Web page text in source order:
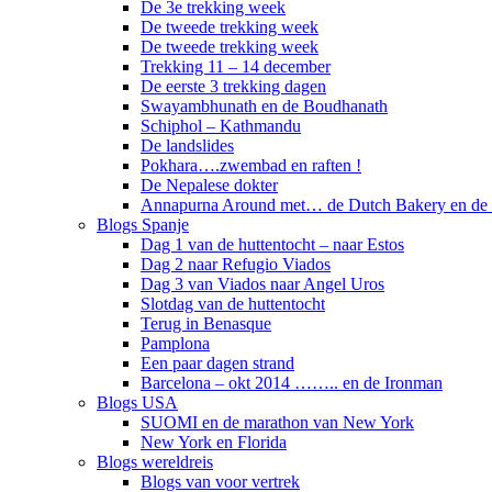
De 3e trekking week
De tweede trekking week
De tweede trekking week
Trekking 11 – 14 december
De eerste 3 trekking dagen
Swayambhunath en de Boudhanath
Schiphol – Kathmandu
De landslides
Pokhara….zwembad en raften !
De Nepalese dokter
Annapurna Around met… de Dutch Bakery en de
Blogs Spanje
Dag 1 van de huttentocht – naar Estos
Dag 2 naar Refugio Viados
Dag 3 van Viados naar Angel Uros
Slotdag van de huttentocht
Terug in Benasque
Pamplona
Een paar dagen strand
Barcelona – okt 2014 …….. en de Ironman
Blogs USA
SUOMI en de marathon van New York
New York en Florida
Blogs wereldreis
Blogs van voor vertrek